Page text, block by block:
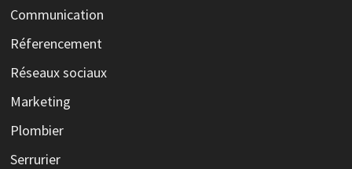
Communication
Réferencement
Réseaux sociaux
Marketing
Plombier
Serrurier